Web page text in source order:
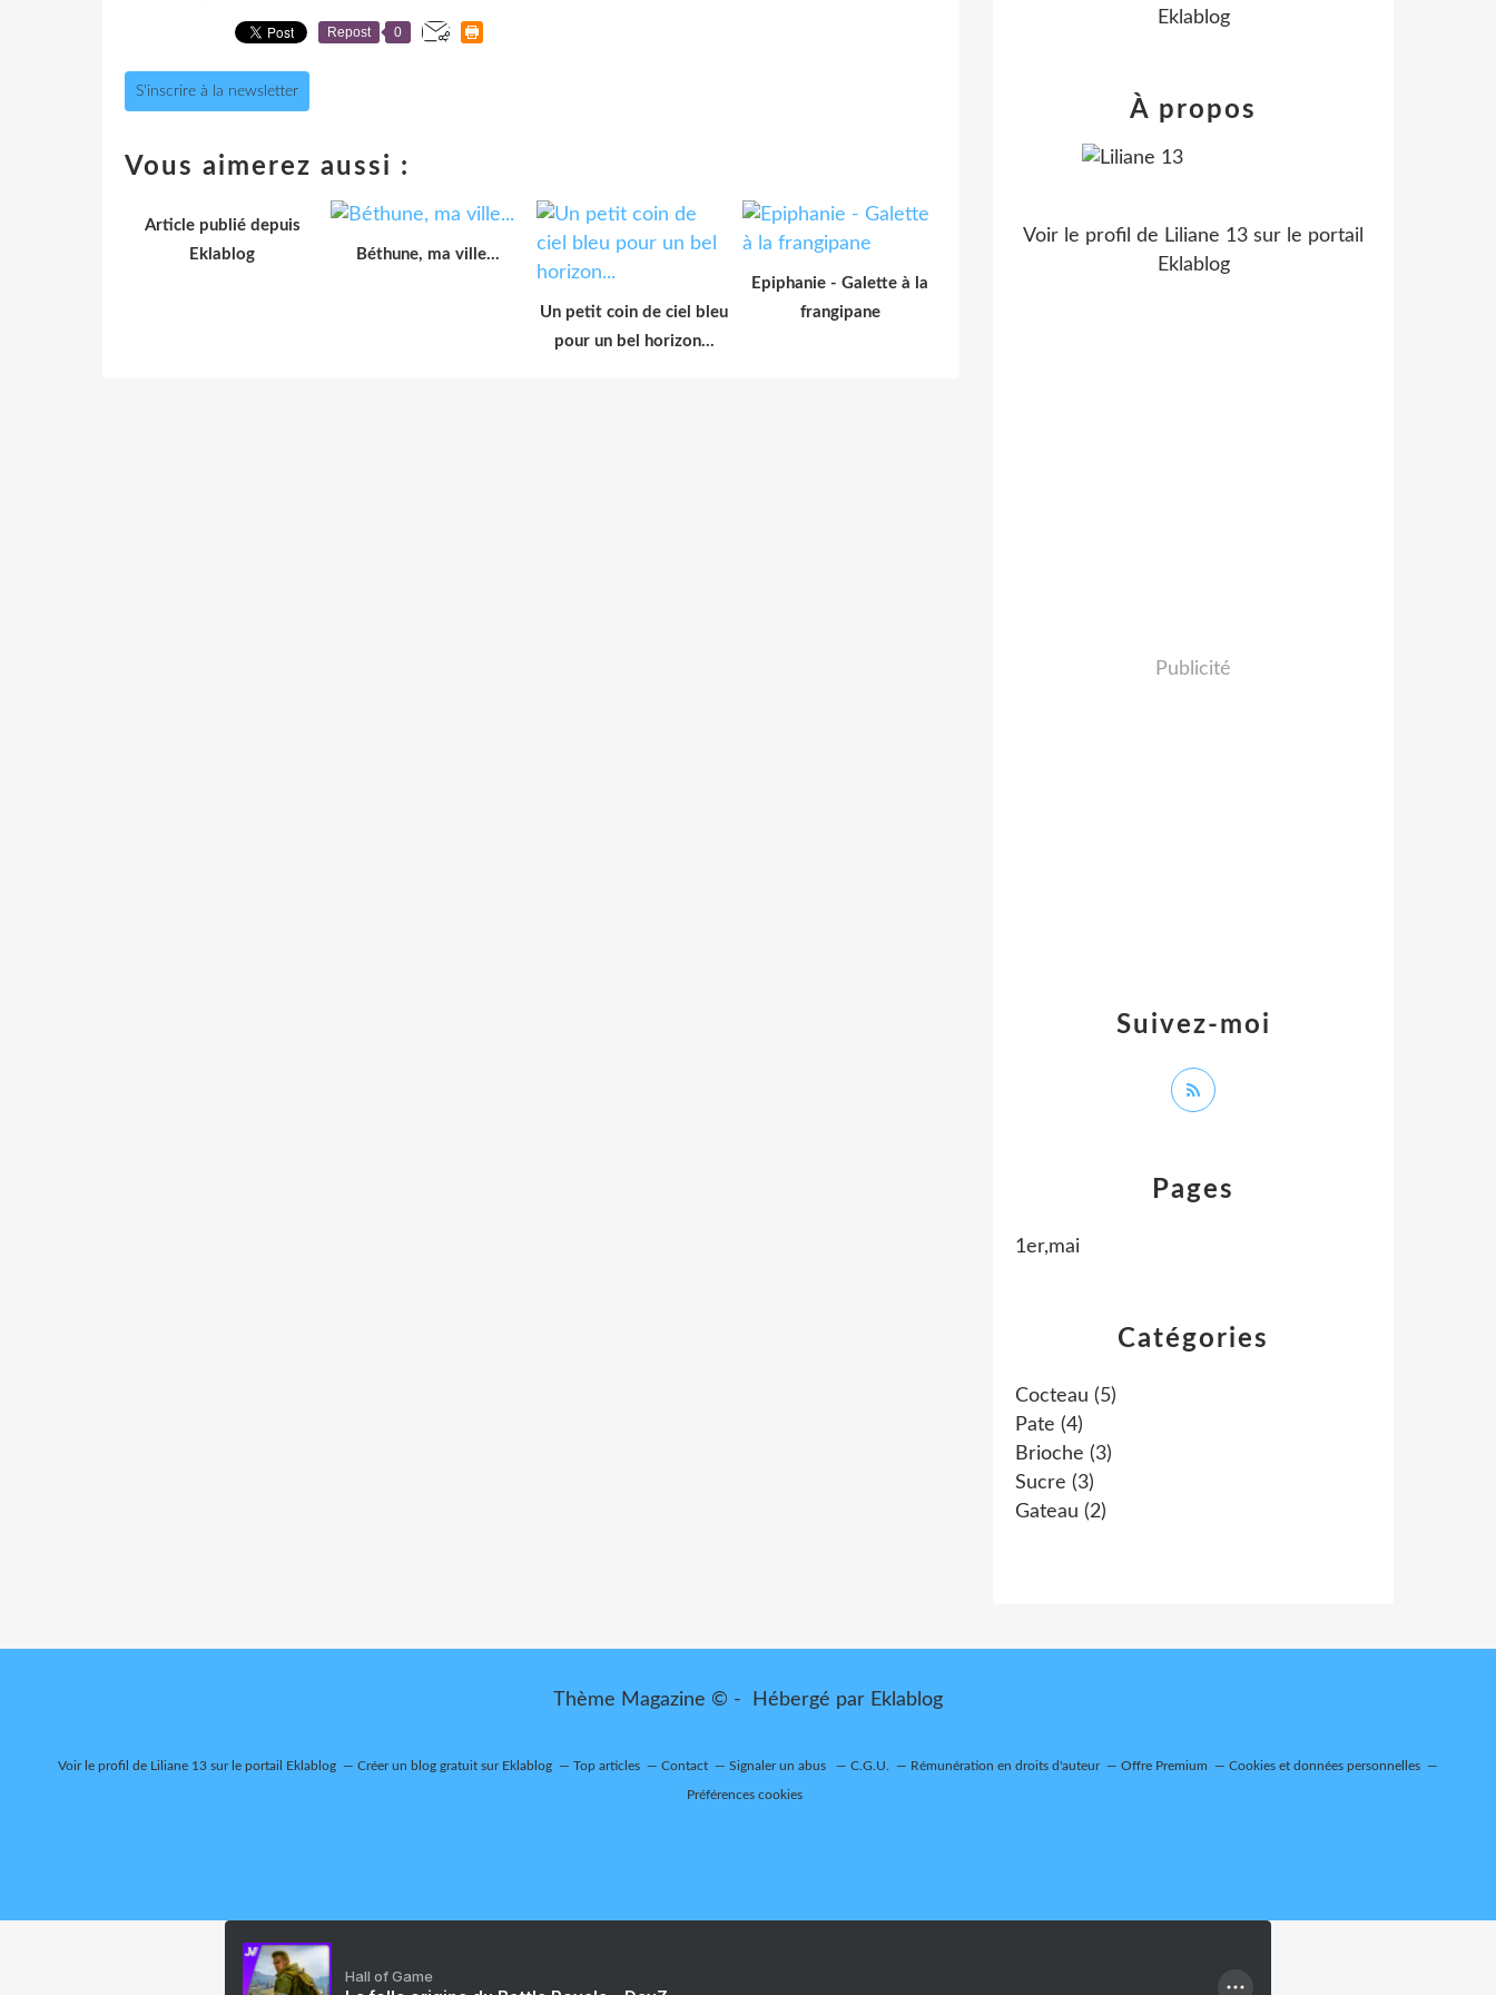
Repost 0
S'inscrire à la newsletter
Vous aimerez aussi :
Article publié depuis
Eklablog
Béthune, ma ville...
Un petit coin de ciel bleu
pour un bel horizon...
Epiphanie - Galette à la
frangipane
Catégories
Cocteau (5)
Pate (4)
Brioche (3)
Sucre (3)
Gateau (2)
Pages
1er,mai
Eklablog
Suivez-moi
À propos
Voir le profil de Liliane 13 sur le portail
Eklablog
Publicité
Thème Magazine © - Hébergé par Eklablog
Voir le profil de Liliane 13 sur le portail Eklablog Créer un blog gratuit sur Eklablog Top articles Contact Signaler un abus C.G.U. Rémunération en droits d'auteur Offre Premium Cookies et données personnelles
Préférences cookies
Hall of Game